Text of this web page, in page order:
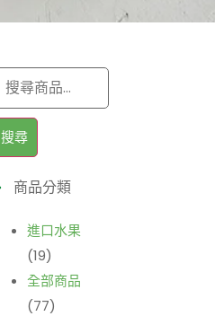
搜尋
商品分類
進口水果
(19)
全部商品
(77)